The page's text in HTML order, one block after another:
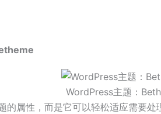
WordPress主题：
的属性，而是它可以轻松适应需要